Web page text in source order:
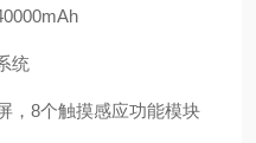
统
， 8个触摸感应功能模块